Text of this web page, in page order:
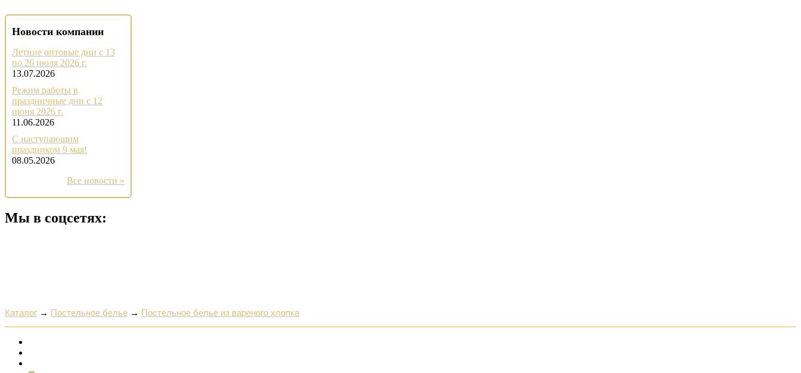
Новости компании
Летние оптовые дни с 13
по 26 июля 2026 г.
13.07.2026
Режим работы в
праздничные дни с 12
июня 2026 г.
11.06.2026
С наступающим
праздником 9 мая!
08.05.2026
Все новости »
Мы в соцсетях:
Каталог → Постельное белье → Постельное белье из вареного хлопка